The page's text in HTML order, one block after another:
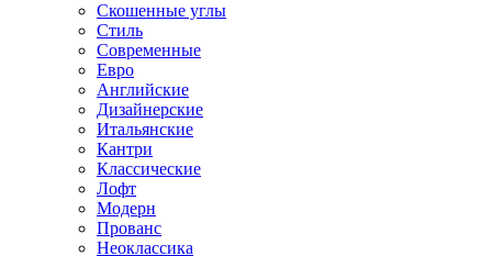
Скошенные углы
Стиль
Современные
Евро
Английские
Дизайнерские
Итальянские
Кантри
Классические
Лофт
Модерн
Прованс
Неоклассика